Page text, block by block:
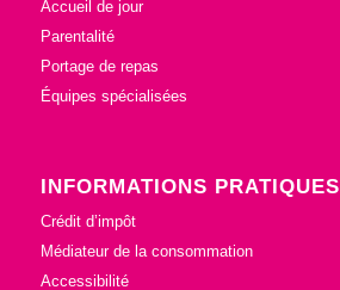
Accueil de jour
Parentalité
Portage de repas
Équipes spécialisées
INFORMATIONS PRATIQUES
Crédit d’impôt
Médiateur de la consommation
Accessibilité